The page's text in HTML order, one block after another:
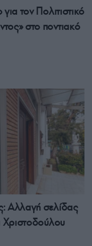
τον Πολιτιστικό
στο ποντιακό
Αλλαγή σελίδας
Χριστοδούλου